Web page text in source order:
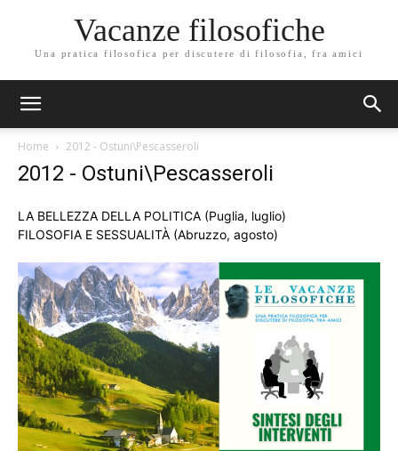
Vacanze filosofiche
Una pratica filosofica per discutere di filosofia, fra amici
Home 2012 - Ostuni\Pescasseroli
2012 - Ostuni\Pescasseroli
LA BELLEZZA DELLA POLITICA (Puglia, luglio)
FILOSOFIA E SESSUALITÀ (Abruzzo, agosto)